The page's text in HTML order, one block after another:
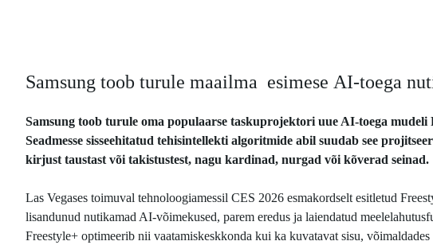
Samsung toob turule maailma esimese AI-toega
Samsung toob turule oma populaarse taskuprojektori uue AI-toega mudeli
Seadmesse sisseehitatud tehisintellekti algoritmide abil suudab see
kirjust taustast või takistustest, nagu kardinad, nurgad või kõverad seinad.
Las Vegases toimuval tehnoloogiamessil CES 2026 esmakordselt esitletud
lisandunud nutikamad AI-võimekused, parem eredus ja laiendatud
Freestyle+ optimeerib nii vaatamiskeskkonda kui ka kuvatavat sisu,